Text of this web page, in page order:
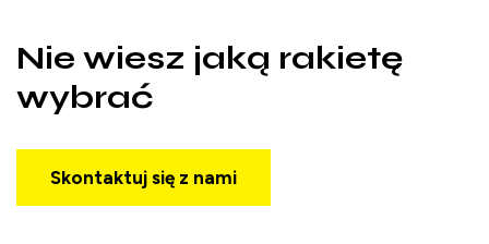
Nie wiesz jaką rakietę
wybrać
Skontaktuj się z nami